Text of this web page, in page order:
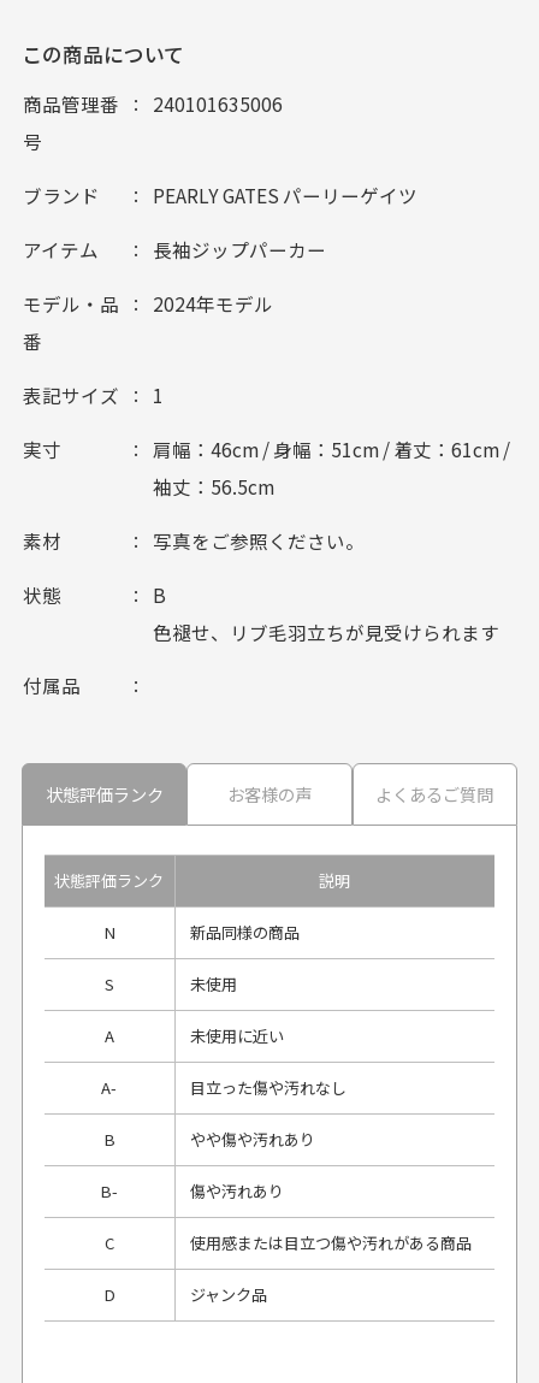
この商品について
商品管理番
号
240101635006
ブランド PEARLY GATES パーリーゲイツ
アイテム 長袖ジップパーカー
モデル・品
番
2024年モデル
表記サイズ 1
実寸
肩幅：46cm / 身幅：51cm / 着丈：61cm /
袖丈：56.5cm
素材 写真をご参照ください。
状態
B
色褪せ、リブ毛羽立ちが見受けられます
付属品
状態評価ランク お客様の声 よくあるご質問
状態評価ランク 説明
N 新品同様の商品
S 未使用
A 未使用に近い
A- 目立った傷や汚れなし
B やや傷や汚れあり
B- 傷や汚れあり
C 使用感または目立つ傷や汚れがある商品
D ジャンク品